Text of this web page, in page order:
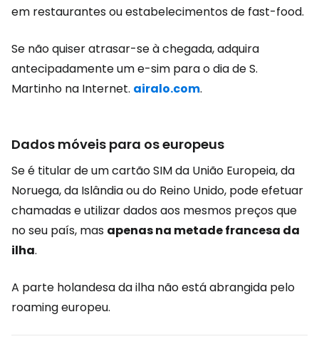
em restaurantes ou estabelecimentos de fast-food.
Se não quiser atrasar-se à chegada, adquira
antecipadamente um e-sim para o dia de S.
Martinho na Internet. airalo.com.
Dados móveis para os europeus
Se é titular de um cartão SIM da União Europeia, da
Noruega, da Islândia ou do Reino Unido, pode efetuar
chamadas e utilizar dados aos mesmos preços que
no seu país, mas apenas na metade francesa da
ilha.
A parte holandesa da ilha não está abrangida pelo
roaming europeu.